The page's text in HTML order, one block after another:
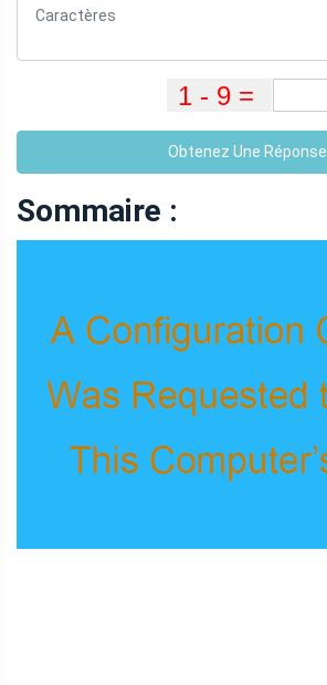
Obtenez Une Réponse
Sommaire :